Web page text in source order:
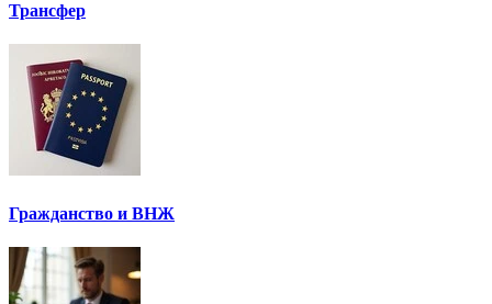
Трансфер
Гражданство и ВНЖ